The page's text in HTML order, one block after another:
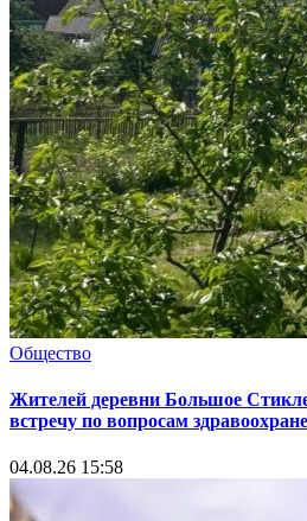
Общество
Жителей деревни Большое
встречу по вопросам
04.08.26 15:58